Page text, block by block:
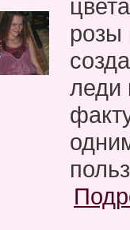
розы
леди